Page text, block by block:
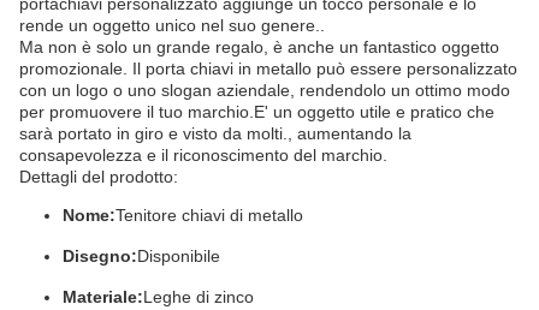
portachiavi personalizzato aggiunge un tocco personale e lo
rende un oggetto unico nel suo genere..
Ma non è solo un grande regalo, è anche un fantastico oggetto
promozionale. Il porta chiavi in metallo può essere personalizzato
con un logo o uno slogan aziendale, rendendolo un ottimo modo
per promuovere il tuo marchio.E' un oggetto utile e pratico che
sarà portato in giro e visto da molti., aumentando la
consapevolezza e il riconoscimento del marchio.
Dettagli del prodotto:
Nome:Tenitore chiavi di metallo
Disegno:Disponibile
Materiale:Leghe di zinco